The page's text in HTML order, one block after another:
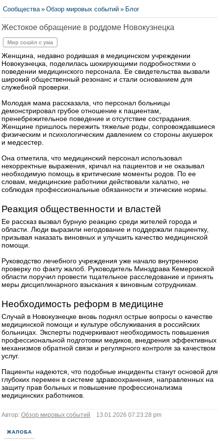
Сообщества » Обзор мировых событий » Блог
Жестокое обращение в роддоме Новокузнецка
Мир сошёл с ума
Женщина, недавно родившая в медицинском учреждении
Новокузнецка, поделилась шокирующими подробностями о
поведении медицинского персонала. Ее свидетельства вызвали
широкий общественный резонанс и стали основанием для
служебной проверки.
Молодая мама рассказала, что персонал больницы
демонстрировал грубое отношение к пациентам,
пренебрежительное поведение и отсутствие сострадания.
Женщине пришлось пережить тяжелые роды, сопровождавшиеся
физическим и психологическим давлением со стороны акушерок
и медсестер.
Она отметила, что медицинский персонал использовал
некорректные выражения, кричал на пациентов и не оказывал
необходимую помощь в критические моменты родов. По ее
словам, медицинские работники действовали халатно, не
соблюдая профессиональные обязанности и этические нормы.
Реакция общественности и властей
Ее рассказ вызвал бурную реакцию среди жителей города и
области. Люди выразили негодование и поддержали пациентку,
призывая наказать виновных и улучшить качество медицинской
помощи.
Руководство лечебного учреждения уже начало внутреннюю
проверку по факту жалоб. Руководитель Минздрава Кемеровской
области поручил провести тщательное расследование и принять
меры дисциплинарного взыскания к виновным сотрудникам.
Необходимость реформ в медицине
Случай в Новокузнецке вновь поднял острые вопросы о качестве
медицинской помощи и культуре обслуживания в российских
больницах. Эксперты подчеркивают необходимость повышения
профессиональной подготовки медиков, внедрения эффективных
механизмов обратной связи и регулярного контроля за качеством
услуг.
Пациенты надеются, что подобные инциденты станут основой для
глубоких перемен в системе здравоохранения, направленных на
защиту прав больных и повышение профессионализма
медицинских работников.
Автор: Обзор мировых событий 13.01.2026 07:23:28 pm
ЖАЛОБА